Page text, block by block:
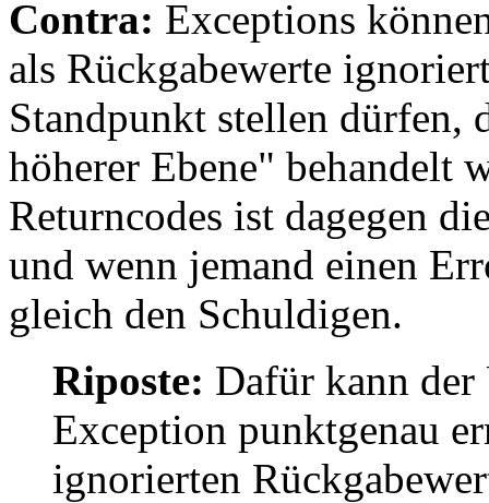
Contra: Exceptions
als Rückgabewerte
Standpunkt stellen dürfen,
höherer Ebene" behandelt
Returncodes ist dagegen
und wenn jemand einen
gleich den Schuldigen.
Riposte: Dafür kann der
Exception punktgenau
ignorierten